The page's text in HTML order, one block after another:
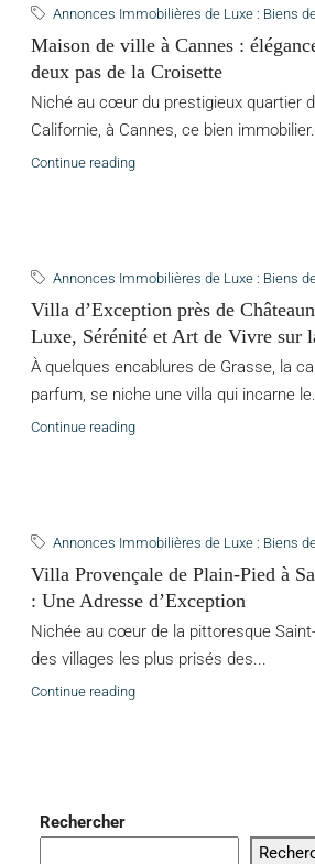
Annonces Immobilières de Luxe : Biens
Maison de ville à Cannes :
deux pas de la Croisette
Niché au cœur du prestigieux quartier
Californie, à Cannes, ce bien
Continue reading
Annonces Immobilières de Luxe : Biens
Villa d’Exception près de
Luxe, Sérénité et Art de Vivre sur
À quelques encablures de Grasse, la
parfum, se niche une villa qui incarne
Continue reading
Annonces Immobilières de Luxe : Biens
Villa Provençale de Plain-Pied à
: Une Adresse d’Exception
Nichée au cœur de la pittoresque
des villages les plus prisés des...
Continue reading
Rechercher